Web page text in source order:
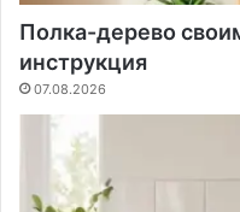
Полка-дерево
инструкция
07.08.2026